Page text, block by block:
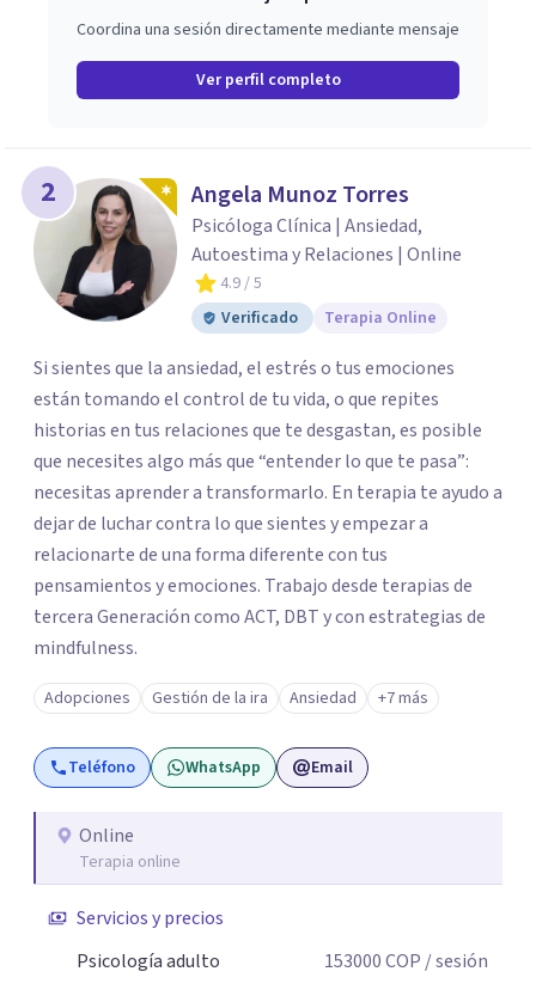
Coordina una sesión directamente mediante mensaje
Ver perfil completo
2 Angela Munoz Torres
Psicóloga Clínica | Ansiedad,
Autoestima y Relaciones | Online
4.9/ 5
Verificado
Terapia Online
Si sientes que la ansiedad, el estrés o tus emociones
están tomando el control de tu vida, o que repites
historias en tus relaciones que te desgastan, es posible
que necesites algo más que “entender lo que te pasa”:
necesitas aprender a transformarlo. En terapia te ayudo a
dejar de luchar contra lo que sientes y empezar a
relacionarte de una forma diferente con tus
pensamientos y emociones. Trabajo desde terapias de
tercera Generación como ACT, DBT y con estrategias de
mindfulness.
Adopciones Gestión de la ira Ansiedad +7 más
Teléfono WhatsApp Email
Online
Terapia online
Servicios y precios
Psicología adulto
153000COP / sesión